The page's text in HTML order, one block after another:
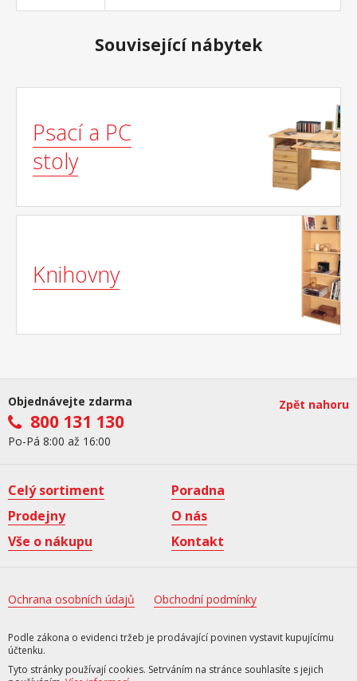
Související nábytek
Psací a PC
stoly
Knihovny
Objednávejte zdarma
800 131 130
Po-Pá 8:00 až 16:00
Zpět nahoru
Celý sortiment
Poradna
Prodejny
O nás
Vše o nákupu
Kontakt
Ochrana osobních údajů Obchodní podmínky
Podle zákona o evidenci tržeb je prodávající povinen vystavit kupujícímu
účtenku.
Tyto stránky používají cookies. Setrváním na stránce souhlasíte s jejich